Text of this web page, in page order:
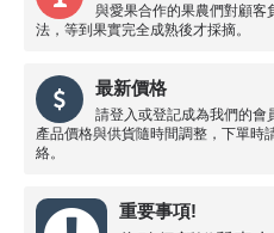
與愛果合作的果農們對顧客
法，等到果實完全成熟後才採摘。
最新價格
請登入或登記成為我們的會
產品價格與供貨隨時間調整，下單時
絡。
重要事項!